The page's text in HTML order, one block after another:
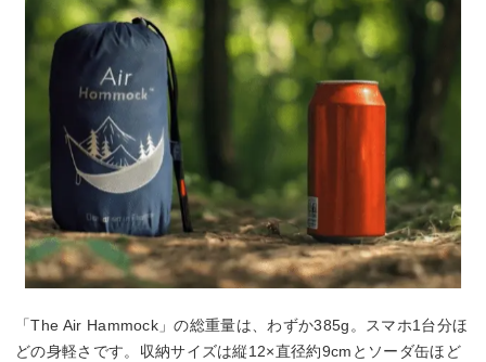
「The Air Hammock」の総重量は、わずか385g。スマホ1台分ほ
どの身軽さです。収納サイズは縦12×直径約9cmとソーダ缶ほど